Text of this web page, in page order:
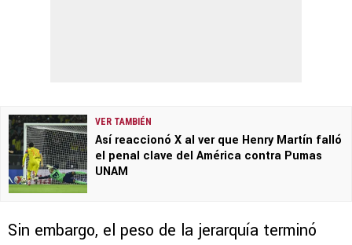
VER TAMBIÉN
Así reaccionó X al ver que Henry Martín falló
el penal clave del América contra Pumas
UNAM
Sin embargo, el peso de la jerarquía terminó